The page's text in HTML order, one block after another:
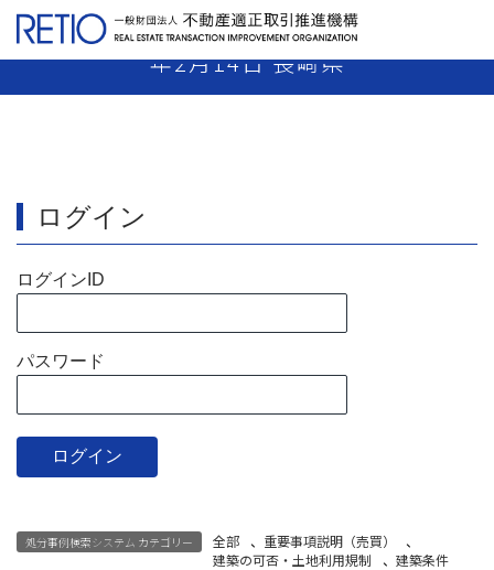
【16-13】 媒介業者 指示処分 平成17
年2月14日 長崎県
ログイン
ログインID
パスワード
処分事例検索システム カテゴリー 全部 、 重要事項説明（売買）
、
建築の可否・土地利用規制
、 建築条件